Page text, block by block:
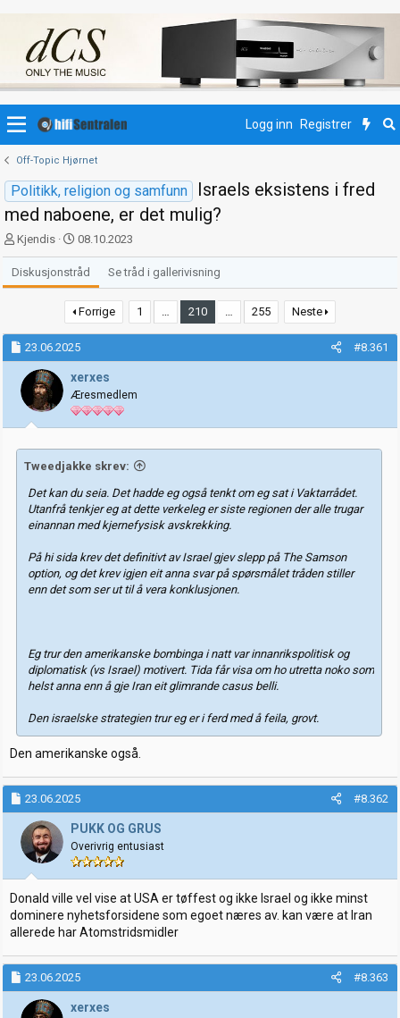
Logg inn Registrer
Off-Topic Hjørnet
Politikk, religion og samfunn
Israels eksistens i fred
med naboene, er det mulig?
T
r
å
d
a
r
e
Kjendis
S
t
a
r
t
d
a
t
08.10.2023
Diskusjonstråd Se tråd i gallerivisning
Forrige 1 … 210 … 255 Neste
23.06.2025 #8.361
xerxes
Æresmedlem
Tweedjakke skrev:
Det kan du seia. Det hadde eg også tenkt om eg sat i Vaktarrådet.
Utanfrå tenkjer eg at dette verkeleg er siste regionen der alle trugar
einannan med kjernefysisk avskrekking.
På hi sida krev det definitivt av Israel gjev slepp på The Samson
option, og det krev igjen eit anna svar på spørsmålet tråden stiller
enn det som ser ut til å vera konklusjonen.
Eg trur den amerikanske bombinga i natt var innanrikspolitisk og
diplomatisk (vs Israel) motivert. Tida får visa om ho utretta noko som
helst anna enn å gje Iran eit glimrande casus belli.
Den israelske strategien trur eg er i ferd med å feila, grovt.
Den amerikanske også.
23.06.2025 #8.362
PUKK OG GRUS
Overivrig entusiast
Donald ville vel vise at USA er tøffest og ikke Israel og ikke minst
dominere nyhetsforsidene som egoet næres av. kan være at Iran
allerede har Atomstridsmidler
23.06.2025 #8.363
xerxes